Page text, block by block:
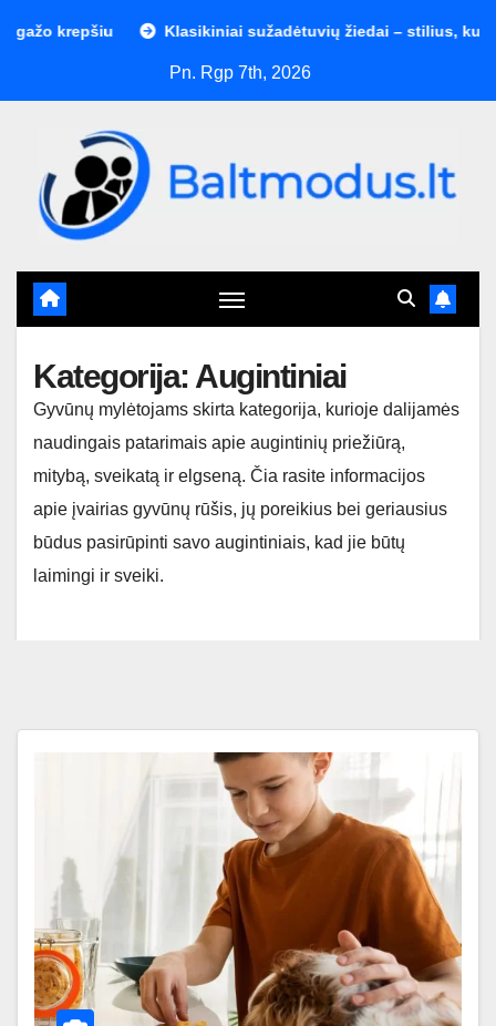
krepšiu Klasikiniai sužadėtuvių žiedai – stilius, kuris
Pn. Rgp 7th, 2026
Kategorija: Augintiniai
Gyvūnų mylėtojams skirta kategorija, kurioje dalijamės
naudingais patarimais apie augintinių priežiūrą,
mitybą, sveikatą ir elgseną. Čia rasite informacijos
apie įvairias gyvūnų rūšis, jų poreikius bei geriausius
būdus pasirūpinti savo augintiniais, kad jie būtų
laimingi ir sveiki.